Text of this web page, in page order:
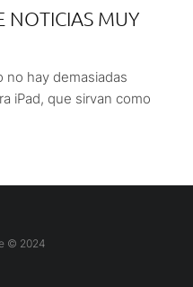
NOTICIAS MUY
no hay demasiadas
iPad, que sirvan como
© 2024